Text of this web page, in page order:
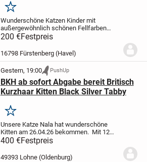
Merken
Wunderschöne Katzen Kinder mit
außergewöhnlich schönen Fellfarben
suchen ab sofort ihr neues zu Hause. Da
sie im Haushalt sozialisiert wurden, sind
sie allesamt stubenrein, neugierig und
200 €Festpreis
16798 Fürstenberg (Havel)
Gestern, 19:00 PushUp
BKH ab sofort Abgabe bereit Britisch
Kurzhaar Kitten Black Silver Tabby
Merken
Unsere Katze Nala hat wunderschöne
Kitten am 26.04.26 bekommen. Mit 12
Wochen, ab dem 26.07.26 können die
Kleinen in ihr neues Zuhause
ist noch frei2 Junges sind noch frei
400 €Festpreis
49393 Lohne (Oldenburg)